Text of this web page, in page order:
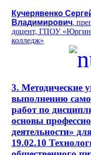
Кучерявенко
Владимирович,
доцент, ГПОУ
колледж»
3. Методические
выполнению
работ по
основы
деятельности»
19.02.10